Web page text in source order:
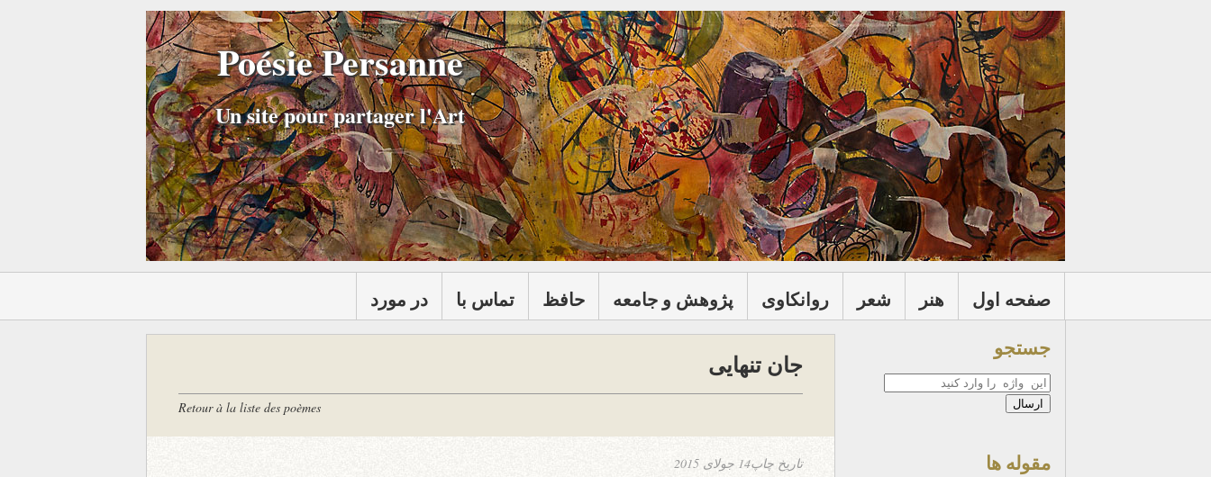
Poésie Persanne
Un site pour partager l'Art
در مورد تماس با حافظ پژوهش و جامعه روانكاوی شعر هنر صفحه اول
جان تنهایی
Retour à la liste des poèmes
تاریخ چاپ14 جولای 2015
جستجو
جستجو
مقوله ها